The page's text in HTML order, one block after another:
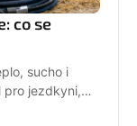
co se
sucho i
pro jezdkyni,